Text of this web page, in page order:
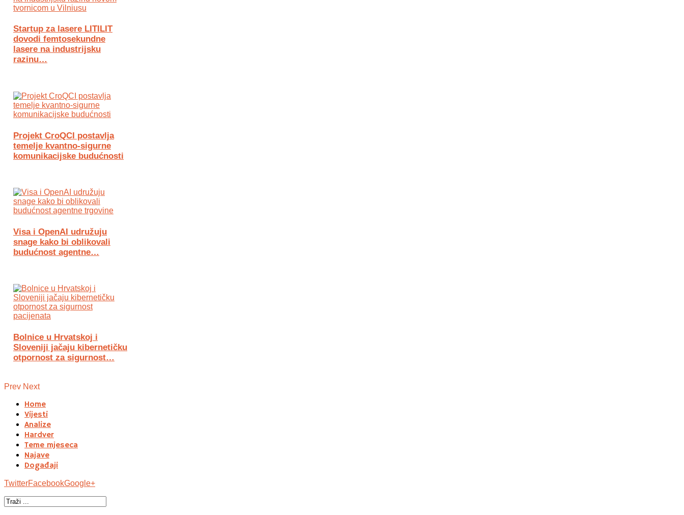
Startup za lasere LITILIT
dovodi femtosekundne
lasere na industrijsku
razinu…
Projekt CroQCI postavlja
temelje kvantno-sigurne
komunikacijske budućnosti
Visa i OpenAI udružuju
snage kako bi oblikovali
budućnost agentne…
Bolnice u Hrvatskoj i
Sloveniji jačaju kibernetičku
otpornost za sigurnost…
Prev Next
Home
Vijesti
Analize
Hardver
Teme mjeseca
Najave
Događaji
TwitterFacebookGoogle+